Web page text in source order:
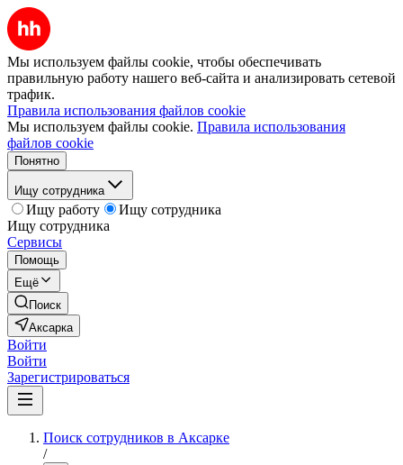
Мы используем файлы cookie, чтобы обеспечивать
правильную работу нашего веб-сайта и анализировать сетевой
трафик.
Правила использования файлов cookie
Мы используем файлы cookie. Правила использования
файлов cookie
Понятно
Ищу сотрудника
Ищу работу
Ищу сотрудника
Ищу сотрудника
Сервисы
Помощь
Ещё
Поиск
Аксарка
Войти
Войти
Зарегистрироваться
Поиск сотрудников в Аксарке
/